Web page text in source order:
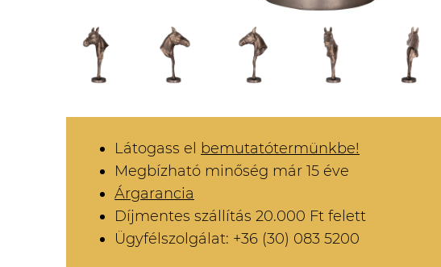
Látogass el bemutatótermünkbe!
Megbízható minőség már 15 éve
Árgarancia
Díjmentes szállítás 20.000 Ft felett
Ügyfélszolgálat: +36 (30) 083 5200